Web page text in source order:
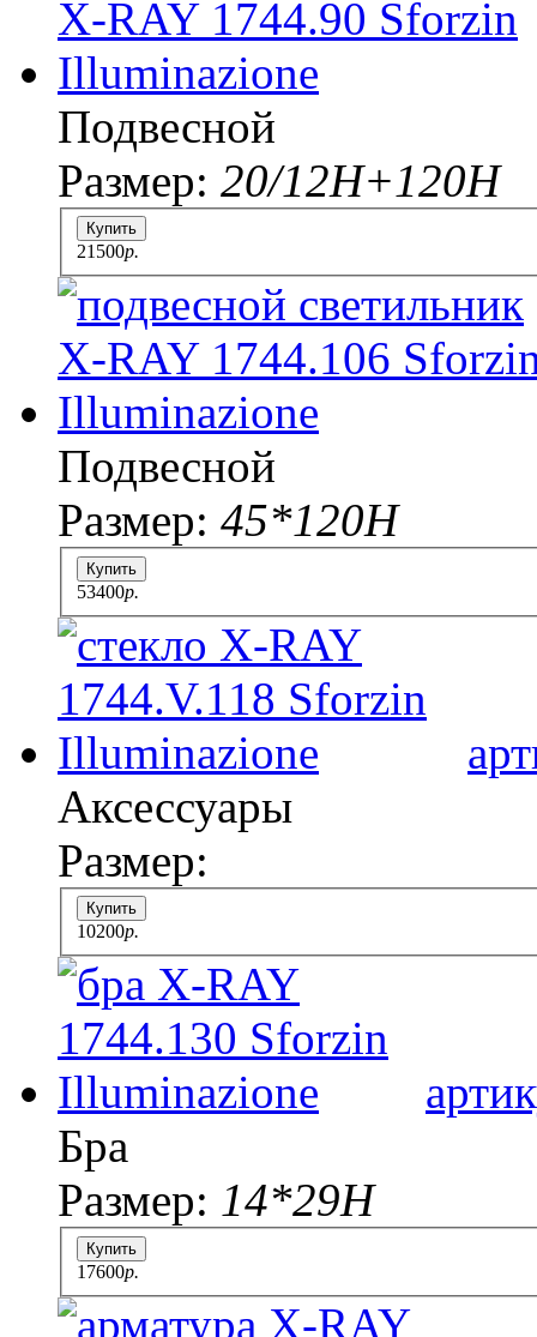
Подвесной
Размер: 20/12Н+120Н
Купить
21500p.
Подвесной
Размер: 45*120H
Купить
53400p.
Аксессуары
Размер:
Купить
10200p.
Бра
Размер: 14*29H
Купить
17600p.